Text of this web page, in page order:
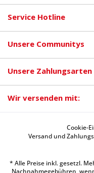
Service Hotline
Unsere Communitys
Unsere Zahlungsarten
Wir versenden mit:
Cookie-
Versand und
* Alle Preise inkl. gesetzl.
Nachnahmegebühren,